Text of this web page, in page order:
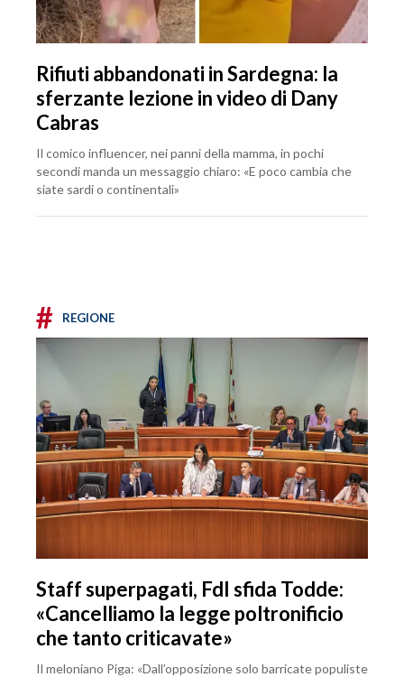
Rifiuti abbandonati in Sardegna: la
sferzante lezione in video di Dany
Cabras
Il comico influencer, nei panni della mamma, in pochi
secondi manda un messaggio chiaro: «E poco cambia che
siate sardi o continentali»
# REGIONE
Staff superpagati, FdI sfida Todde:
«Cancelliamo la legge poltronificio
che tanto criticavate»
Il meloniano Piga: «Dall’opposizione solo barricate populiste